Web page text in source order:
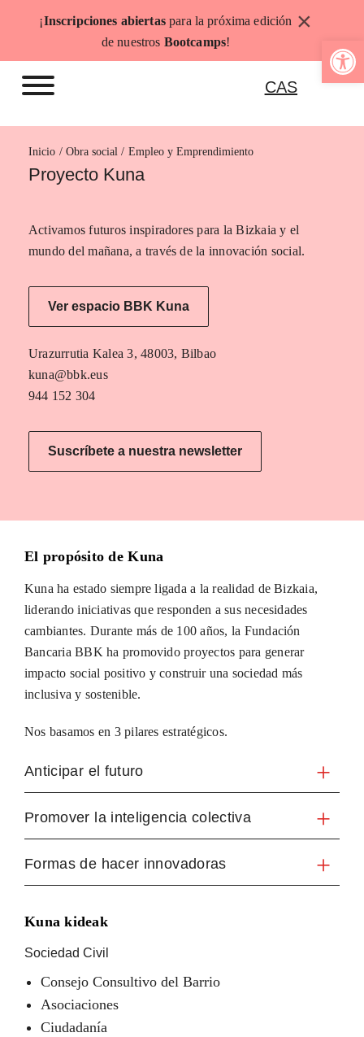
Abrir
¡Inscripciones abiertaspara la próxima edición
de nuestros Bootcamps!
×
CAS
Inicio Empleo y Emprendimiento
Proyecto Kuna
Activamos futuros inspiradores para la Bizkaia y el
mundo del mañana, a través de la innovación social.
Ver espacio BBK Kuna
Urazurrutia Kalea 3, 48003, Bilbao
kuna@bbk.eus
944 152 304
Suscríbete a nuestra newsletter
El propósito de Kuna
Kuna ha estado siempre ligada a la realidad de Bizkaia,
liderando iniciativas que responden a sus necesidades
cambiantes. Durante más de 100 años, la Fundación
Bancaria BBK ha promovido proyectos para generar
impacto social positivo y construir una sociedad más
inclusiva y sostenible.
Nos basamos en 3 pilares estratégicos.
Anticipar el futuro
Promover la inteligencia colectiva
Formas de hacer innovadoras
Kuna kideak
Sociedad Civil
Consejo Consultivo del Barrio
Asociaciones
Ciudadanía